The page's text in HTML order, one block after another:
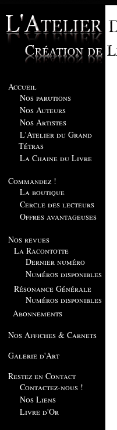
Accueil
Nos parutions
Nos Auteurs
Nos Artistes
L'Atelier du Grand
Tétras
La Chaine du Livre
Commandez !
La boutique
Cercle des lecteurs
Offres avantageuses
Nos revues
La Racontotte
Dernier numéro
Numéros disponibles
Résonance Générale
Numéros disponibles
Abonnements
Nos Affiches & Carnets
Galerie d'Art
Restez en Contact
Contactez-nous !
Nos Liens
Livre d'Or